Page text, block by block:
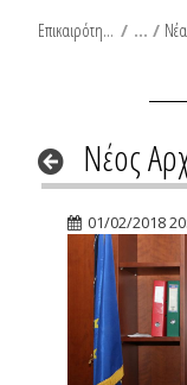
Επικαιρότητα / Νέα
Νέος
01/02/2018